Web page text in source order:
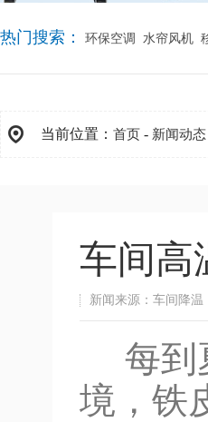
热门搜索： 环保空调 水帘风机
当前位置： 首页 - 新闻动态
车间高
新闻来源：车间降温
每到
境，铁